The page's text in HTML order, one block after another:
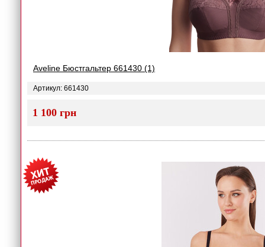
Aveline Бюстгальтер 661430 (1)
Артикул: 661430
1 100 грн